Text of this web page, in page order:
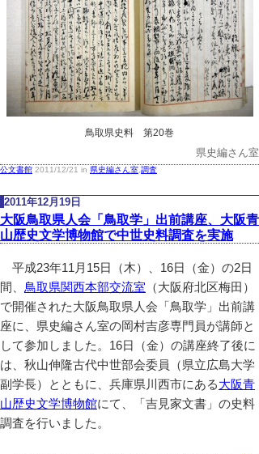
鳥取県史料 第20巻
県史編さん室
公文書館 2011/12/21 in 県史編さん室 調査
2011年12月19日
大阪鳥取県人会「鳥取学」出前講座、大阪青
山歴史文学博物館で中世史料調査を実施
平成23年11月15日（木）、16日（金）の2日
間、 鳥取県関西本部交流室 （大阪府北区梅田）
で開催された大阪鳥取県人会「鳥取学」出前講
座に、県史編さん室の岡村吉彦専門員が講師と
して参加しました。16日（金）の講座終了後に
は、秋山伸隆古代中世部会委員（県立広島大学
副学長）とともに、兵庫県川西市にある大阪青
山歴史文学博物館にて、「吉見家文書」の史料
調査を行いました。